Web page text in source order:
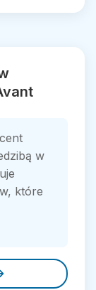
w
które